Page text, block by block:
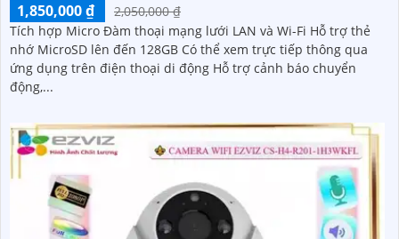
1,850,000 ₫
2,050,000 ₫
Tích hợp Micro Đàm thoại mạng lưới LAN và Wi-Fi Hỗ trợ thẻ
nhớ MicroSD lên đến 128GB Có thể xem trực tiếp thông qua
ứng dụng trên điện thoại di động Hỗ trợ cảnh báo chuyển
động,...